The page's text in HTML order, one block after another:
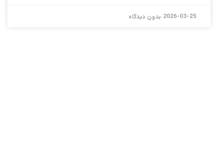
2026-03-25 بدون دیدگاه